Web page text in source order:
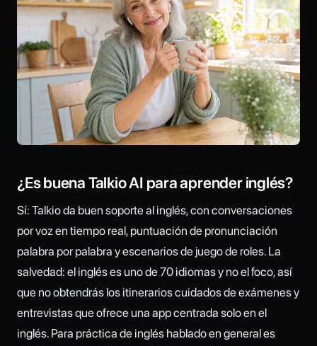
¿Es buena Talkio AI para aprender inglés?
Sí: Talkio da buen soporte al inglés, con conversaciones
por voz en tiempo real, puntuación de pronunciación
palabra por palabra y escenarios de juego de roles. La
salvedad: el inglés es uno de 70 idiomas y no el foco, así
que no obtendrás los itinerarios cuidados de exámenes y
entrevistas que ofrece una app centrada solo en el
inglés. Para práctica de inglés hablado en general es